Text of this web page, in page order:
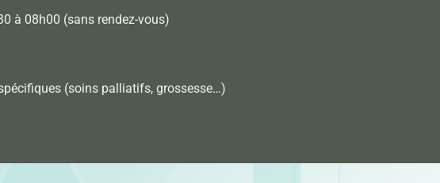
à 08h00 (sans rendez-vous)
(soins palliatifs, grossesse…)